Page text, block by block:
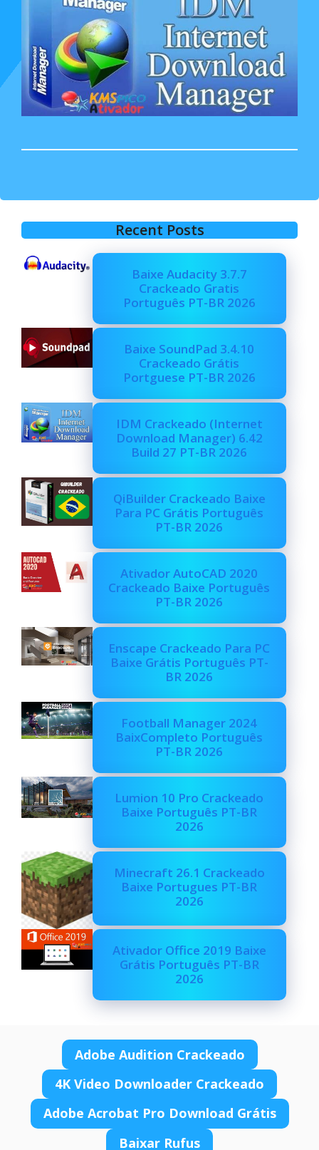
Recent Posts
Baixe Audacity 3.7.7
Crackeado Gratis
Português PT-BR 2026
Baixe SoundPad 3.4.10
Crackeado Grátis
Portguese PT-BR 2026
IDM Crackeado (Internet
Download Manager) 6.42
Build 27 PT-BR 2026
QiBuilder Crackeado Baixe
Para PC Grátis Português
PT-BR 2026
Ativador AutoCAD 2020
Crackeado Baixe Português
PT-BR 2026
Enscape Crackeado Para PC
Baixe Grátis Português PT-
BR 2026
Football Manager 2024
BaixCompleto Português
PT-BR 2026
Lumion 10 Pro Crackeado
Baixe Português PT-BR
2026
Minecraft 26.1 Crackeado
Baixe Portugues PT-BR
2026
Ativador Office 2019 Baixe
Grátis Português PT-BR
2026
Adobe Audition Crackeado
4K Video Downloader Crackeado
Adobe Acrobat Pro Download Grátis
Baixar Rufus